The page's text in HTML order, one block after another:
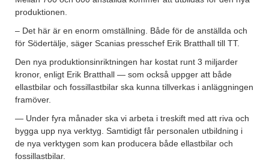
produktionen.
– Det här är en enorm omställning. Både för de anställda och
för Södertälje, säger Scanias presschef Erik Bratthall till TT.
Den nya produktionsinriktningen har kostat runt 3 miljarder
kronor, enligt Erik Bratthall — som också uppger att både
ellastbilar och fossillastbilar ska kunna tillverkas i anläggningen
framöver.
— Under fyra månader ska vi arbeta i treskift med att riva och
bygga upp nya verktyg. Samtidigt får personalen utbildning i
de nya verktygen som kan producera både ellastbilar och
fossillastbilar.